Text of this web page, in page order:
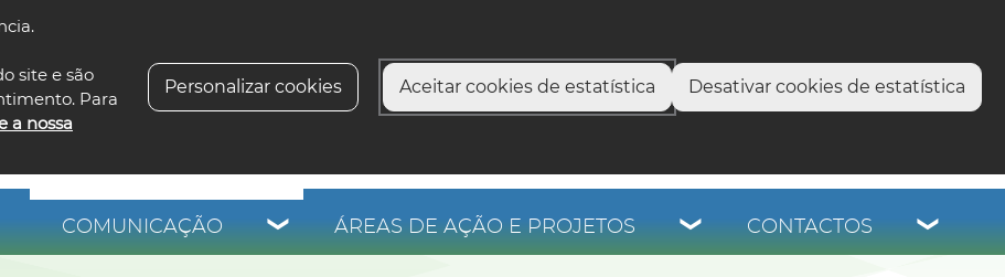
site e são
Para
a nossa
Personalizar cookies Aceitar cookies de estatística Desativar cookies de estatística
COMUNICAÇÃO ÁREAS DE AÇÃO E PROJETOS CONTACTOS